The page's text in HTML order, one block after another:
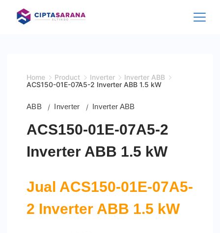
content
Home Product Inverter
Inverter ABB
ACS150-01E-07A5-2 Inverter ABB 1.5 kW
ABB Inverter Inverter ABB
ACS150-01E-07A5-2
Inverter ABB 1.5 kW
Jual ACS150-01E-07A5-
2 Inverter ABB 1.5 kW